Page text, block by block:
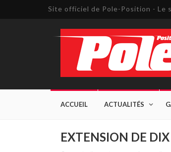
Site officiel de Pole-Position - Le
ACCUEIL ACTUALITÉS
EXTENSION DE